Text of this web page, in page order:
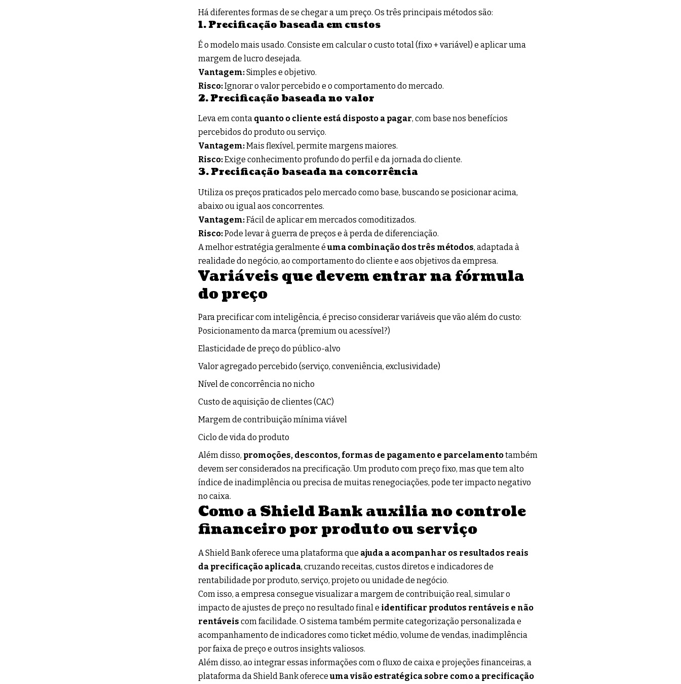
Há diferentes formas de se chegar a um preço. Os três principais métodos são:
1. Precificação baseada em custos
É o modelo mais usado. Consiste em calcular o custo total (fixo + variável) e aplicar uma
margem de lucro desejada.
Vantagem:Simples e objetivo.
Risco:Ignorar o valor percebido e o comportamento do mercado.
2. Precificação baseada no valor
Leva em conta quanto o cliente está disposto a pagar, com base nos benefícios
percebidos do produto ou serviço.
Vantagem:Mais flexível, permite margens maiores.
Risco:Exige conhecimento profundo do perfil e da jornada do cliente.
3. Precificação baseada na concorrência
Utiliza os preços praticados pelo mercado como base, buscando se posicionar acima,
abaixo ou igual aos concorrentes.
Vantagem:Fácil de aplicar em mercados comoditizados.
Risco:Pode levar à guerra de preços e à perda de diferenciação.
A melhor estratégia geralmente é uma combinação dos três métodos, adaptada à
realidade do negócio, ao comportamento do cliente e aos objetivos da empresa.
Variáveis que devem entrar na fórmula
do preço
Para precificar com inteligência, é preciso considerar variáveis que vão além do custo:
Posicionamento da marca (premium ou acessível?)
Elasticidade de preço do público-alvo
Valor agregado percebido (serviço, conveniência, exclusividade)
Nível de concorrência no nicho
Custo de aquisição de clientes (CAC)
Margem de contribuição mínima viável
Ciclo de vida do produto
Além disso, promoções, descontos, formas de pagamento e parcelamentotambém
devem ser considerados na precificação. Um produto com preço fixo, mas que tem alto
índice de inadimplência ou precisa de muitas renegociações, pode ter impacto negativo
no caixa.
Como a Shield Bank auxilia no controle
financeiro por produto ou serviço
A Shield Bank oferece uma plataforma que ajuda a acompanhar os resultados reais
da precificação aplicada, cruzando receitas, custos diretos e indicadores de
rentabilidade por produto, serviço, projeto ou unidade de negócio.
Com isso, a empresa consegue visualizar a margem de contribuição real, simular o
impacto de ajustes de preço no resultado final e identificar produtos rentáveis e não
rentáveis com facilidade. O sistema também permite categorização personalizada e
acompanhamento de indicadores como ticket médio, volume de vendas, inadimplência
por faixa de preço e outros insights valiosos.
Além disso, ao integrar essas informações com o fluxo de caixa e projeções financeiras, a
plataforma da Shield Bank oferece uma visão estratégica sobre como a precificação